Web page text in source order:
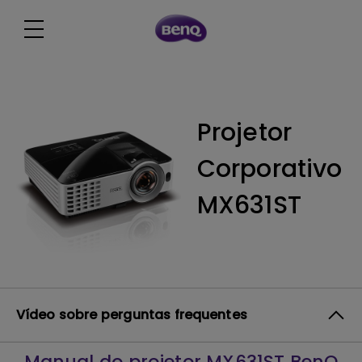
Projetor
Corporativo
MX631ST
Vídeo sobre perguntas frequentes